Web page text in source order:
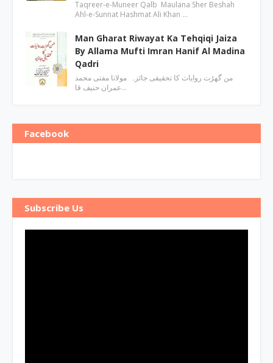
Taqreer-e-Muneer Qalb Maulana Sher Beshah
Ahl-e-Sunnat Hashmat Ali Khan …
Man Gharat Riwayat Ka Tehqiqi Jaiza
By Allama Mufti Imran Hanif Al Madina
Qadri
من گھڑت روایات کا تحقیقی جائزہ مولانا مفتی محمد
عمران حنیف قا…
Facebook
Subscribe Us